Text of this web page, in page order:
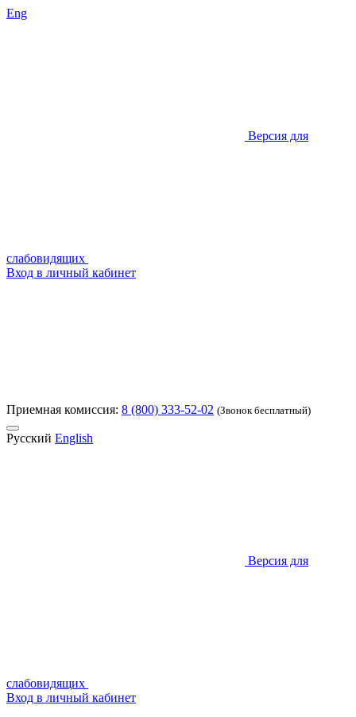
Eng
Версия для
слабовидящих
Вход в личный кабинет
Приемная комиссия: 8 (800) 333-52-02 (Звонок бесплатный)
Русский English
Версия для
слабовидящих
Вход в личный кабинет